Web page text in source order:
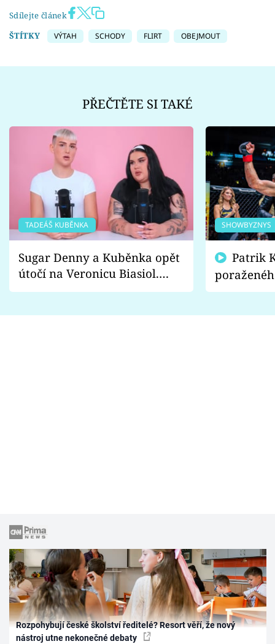
Sdílejte článek
ŠTÍTKY
VÝTAH SCHODY FLIRT OBEJMOUT
PŘEČTĚTE SI TAKÉ
TADEÁŠ KUBĚNKA
Sugar Denny a Kuběnka opět
útočí na Veronicu Biasiol.
Proč je podle nich falešná a
SHOWBYZNYS
fanoušci
Rozpohybují české školství ředitelé? Resort věří, že nový
nástroj utne nekonečné debaty